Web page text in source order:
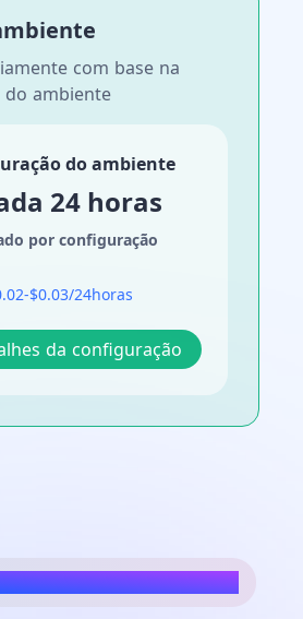
com base na
ambiente
do ambiente
24 horas
por configuração
$0.03/24horas
da configuração
com telefone em nuvem